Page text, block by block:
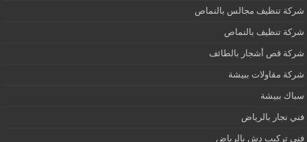
شركة تنظيف مجالس بالنماص
شركة تنظيف بالنماص
شركة قص أشجار بالطائف
شركة مقاولات ببيشة
سباك ببيشة
فني نجار بالرياض
فني تركيب دش بالرياض